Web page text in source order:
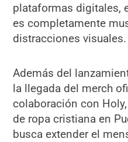
plataformas digitales,
es completamente
distracciones visuales.
Además del
la llegada del merch
colaboración con
de ropa cristiana en
busca extender el